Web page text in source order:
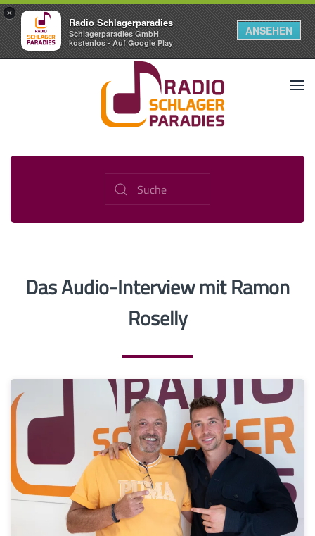
×
Radio Schlagerparadies
Schlagerparadies GmbH
kostenlos - Auf Google Play
ANSEHEN
Das Audio-Interview mit Ramon
Roselly